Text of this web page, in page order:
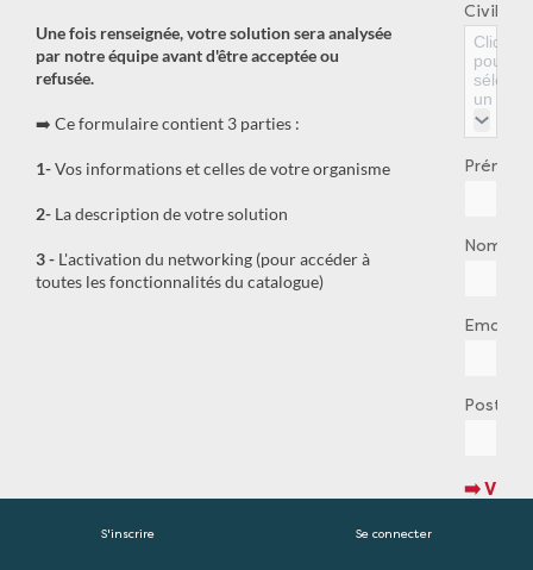
Une fois renseignée, votre solution sera analysée
par notre équipe avant d'être acceptée ou
refusée.
➡️ Ce formulaire contient 3 parties :
1-Vos informations et celles de votre organisme
2- La description de votre solution
3 - L'activation du networking (pour accéder à
toutes les fonctionnalités du catalogue)
Civilité
Cliquez
pour
un
Prénom
Nom
Email
Poste
➡️
S'inscrire Se connecter